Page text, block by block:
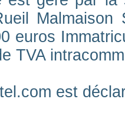
Malmaison
euros
TVA
est